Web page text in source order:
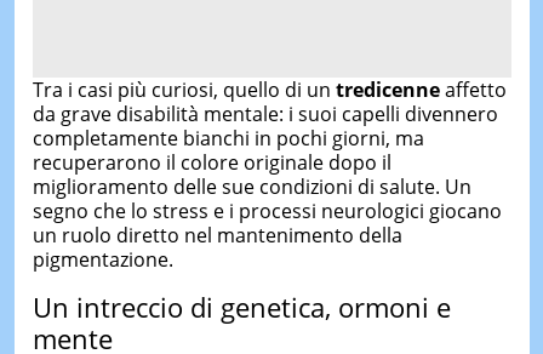
Tra i casi più curiosi, quello di un tredicenneaffetto
da grave disabilità mentale: i suoi capelli divennero
completamente bianchi in pochi giorni, ma
recuperarono il colore originale dopo il
miglioramento delle sue condizioni di salute. Un
segno che lo stress e i processi neurologici giocano
un ruolo diretto nel mantenimento della
pigmentazione.
Un intreccio di genetica, ormoni e
mente